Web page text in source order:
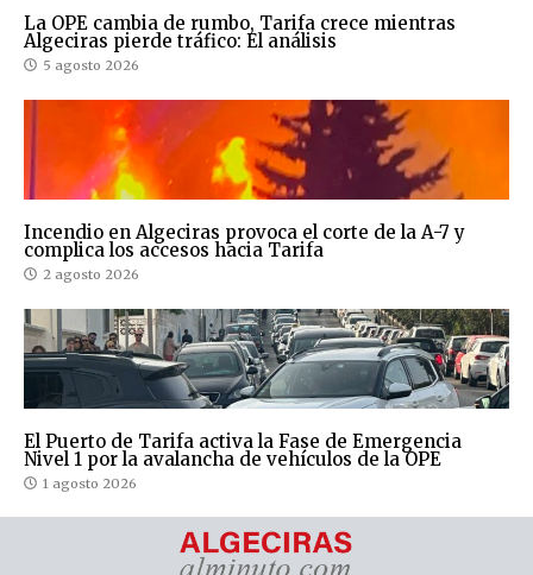
La OPE cambia de rumbo, Tarifa crece mientras
Algeciras pierde tráfico: El análisis
5 agosto 2026
Incendio en Algeciras provoca el corte de la A-7 y
complica los accesos hacia Tarifa
2 agosto 2026
El Puerto de Tarifa activa la Fase de Emergencia
Nivel 1 por la avalancha de vehículos de la OPE
1 agosto 2026